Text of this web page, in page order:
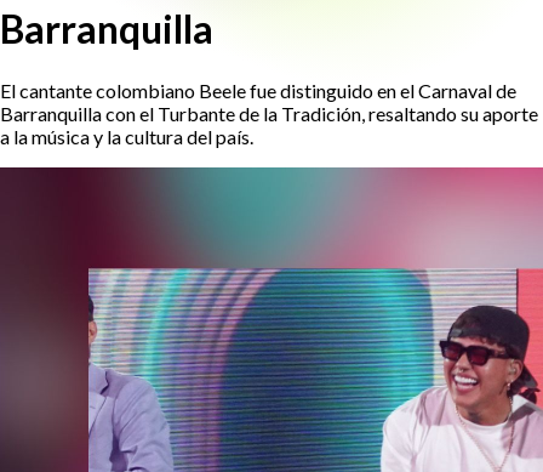
Barranquilla
El cantante colombiano Beele fue distinguido en el Carnaval de
Barranquilla con el Turbante de la Tradición, resaltando su aporte
a la música y la cultura del país.